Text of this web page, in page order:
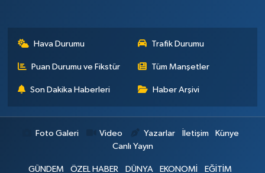
Hava Durumu Trafik Durumu
Puan Durumu ve Fikstür Tüm Manşetler
Son Dakika Haberleri Haber Arşivi
Foto Galeri Video Yazarlar İletişim
Künye
Canlı Yayın
GÜNDEM ÖZEL HABER DÜNYA EKONOMİ EĞİTİM